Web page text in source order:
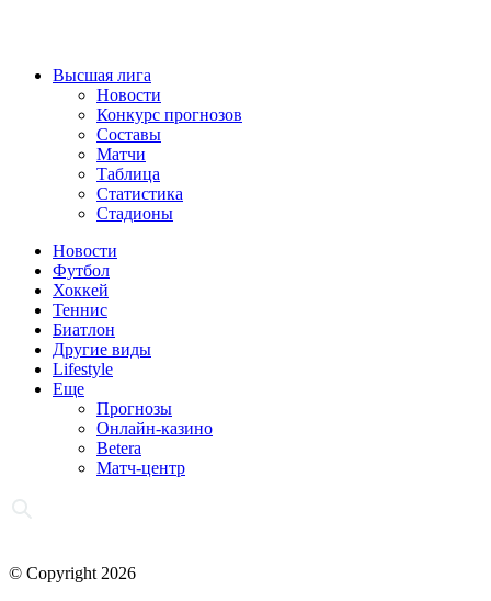
Высшая лига
Новости
Конкурс прогнозов
Составы
Матчи
Таблица
Статистика
Стадионы
Новости
Футбол
Хоккей
Теннис
Биатлон
Другие виды
Lifestyle
Еще
Прогнозы
Онлайн-казино
Betera
Матч-центр
© Copyright 2026